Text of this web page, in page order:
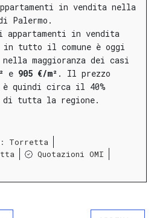
in vendita nella
Palermo.
in vendita
in tutto il comune è oggi
nella maggioranza dei casi
e 905 €/m² . Il prezzo
quindi circa il 40%
di tutta la regione.
Torretta
Quotazioni OMI